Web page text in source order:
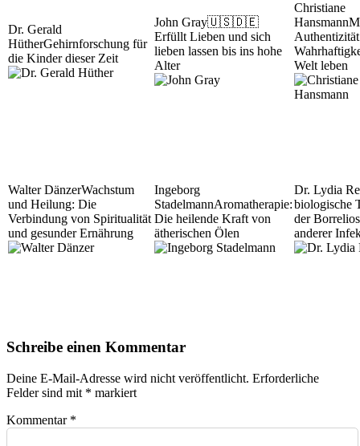
Dr. Gerald
HütherGehirnforschung für
die Kinder dieser Zeit
John Gray🇺🇸🇩🇪
Erfüllt Lieben und sich
lieben lassen bis ins hohe
Alter
Christiane
Hansmann
Welt leben
Walter DänzerWachstum
und Heilung: Die
Verbindung von Spiritualität
und gesunder Ernährung
Ingeborg
StadelmannAromatherapie:
Die heilende Kraft von
ätherischen Ölen
Dr. Lydia
biologische
der
anderer
Schreibe einen Kommentar
Deine E-Mail-Adresse wird nicht veröffentlicht. Erforderliche
Felder sind mit * markiert
Kommentar *